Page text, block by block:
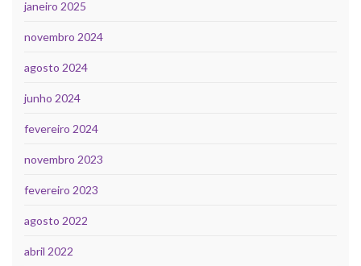
janeiro 2025
novembro 2024
agosto 2024
junho 2024
fevereiro 2024
novembro 2023
fevereiro 2023
agosto 2022
abril 2022